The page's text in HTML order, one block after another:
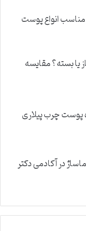
انواع پوست
یا بسته؟ مقایسه
پوست چرب پیلاری
در آکادمی دکتر